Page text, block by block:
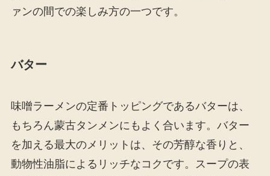
ァンの間での楽しみ方の一つです。
バター
味噌ラーメンの定番トッピングであるバターは、
もちろん蒙古タンメンにもよく合います。バター
を加える最大のメリットは、その芳醇な香りと、
動物性油脂によるリッチなコクです。スープの表